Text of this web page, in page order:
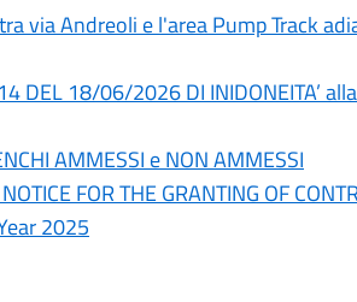
via Andreoli e l'area Pump Track
DEL 18/06/2026 DI INIDONEITA’
AMMESSI e NON AMMESSI
FOR THE GRANTING OF
2025